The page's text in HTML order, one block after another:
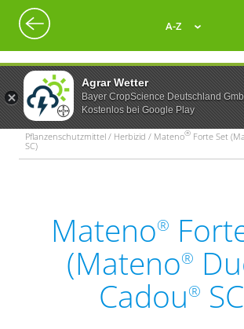
Agrar Wetter
Bayer CropScience Deutschland
Kostenlos bei Google Play
A-Z
Pflanzenschutzmittel / Herbizid / Mateno® Forte Set
SC)
Mateno®
(Mateno®
Cadou®